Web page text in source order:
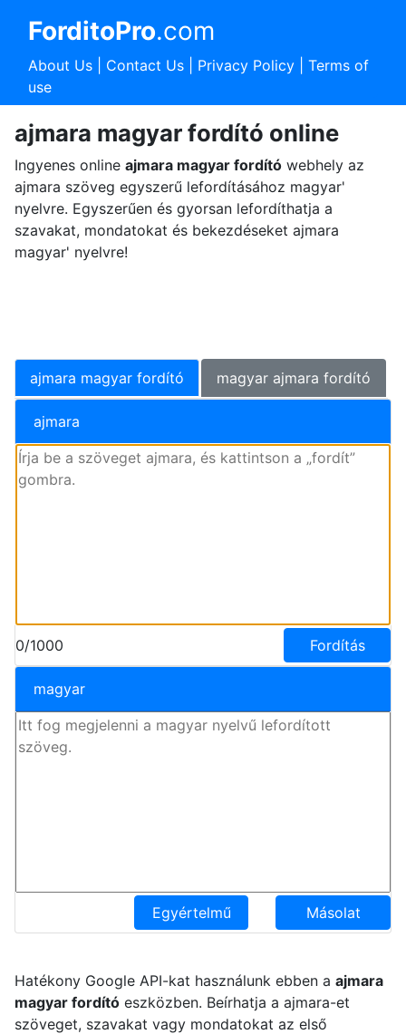
ForditoPro.com
About Us| Contact Us| Privacy Policy| Terms of
use
ajmara magyar fordító online
Ingyenes online ajmara magyar fordítówebhely az
ajmara szöveg egyszerű lefordításához magyar'
nyelvre. Egyszerűen és gyorsan lefordíthatja a
szavakat, mondatokat és bekezdéseket ajmara
magyar' nyelvre!
ajmara magyar fordító magyar ajmara fordító
ajmara
0/1000 Fordítás
magyar
Egyértelmű Másolat
Hatékony Google API-kat használunk ebben a ajmara
magyar fordítóeszközben. Beírhatja a ajmara-et
szöveget, szavakat vagy mondatokat az első